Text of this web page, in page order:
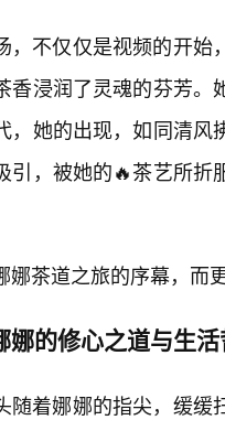
，不仅仅是视频的开始
香浸润了灵魂的芬芳
，她的出现，如同清
引，被她的🔥茶艺所
娜茶道之旅的序幕，而
娜的修心之道与生
随着娜娜的指尖，缓